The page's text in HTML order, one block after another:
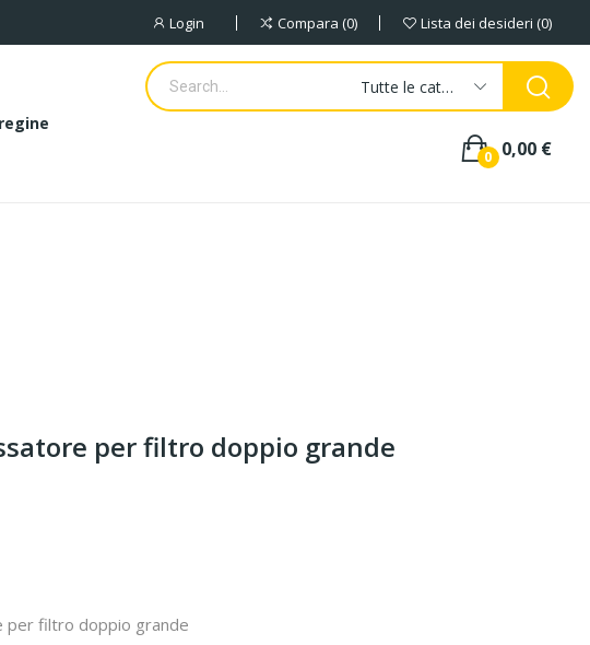
Login Compara 0 Lista dei desideri 0
Tutte le categorie
0,00 €
0
per filtro doppio grande
per filtro doppio grande